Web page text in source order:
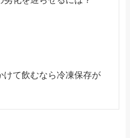
けて飲むなら冷凍保存が